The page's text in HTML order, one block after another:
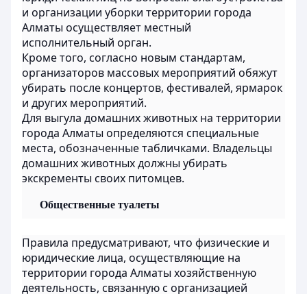
и организации уборки территории города
Алматы осуществляет местный
исполнительный орган.
Кроме того, согласно новым стандартам,
организаторов массовых мероприятий обяжут
убирать после концертов, фестивалей, ярмарок
и других мероприятий.
Для выгула домашних животных на территории
города Алматы определяются специальные
места, обозначенные табличками. Владельцы
домашних животных должны убирать
экскременты своих питомцев.
Общественные туалеты
Правила предусматривают, что физические и
юридические лица, осуществляющие на
территории города Алматы хозяйственную
деятельность, связанную с организацией